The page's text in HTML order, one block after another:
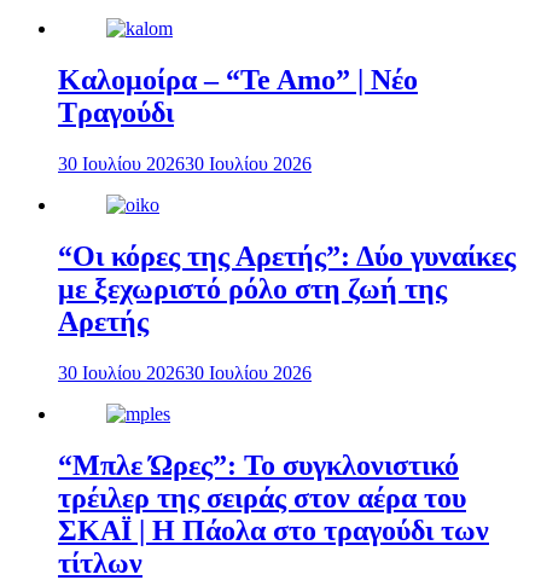
Καλομοίρα – “Te Amo” | Νέο
Τραγούδι
30 Ιουλίου 202630 Ιουλίου 2026
“Οι κόρες της Αρετής”: Δύο γυναίκες
με ξεχωριστό ρόλο στη ζωή της
Αρετής
30 Ιουλίου 202630 Ιουλίου 2026
“Μπλε Ώρες”: Το συγκλονιστικό
τρέιλερ της σειράς στον αέρα του
ΣΚΑΪ | Η Πάολα στο τραγούδι των
τίτλων